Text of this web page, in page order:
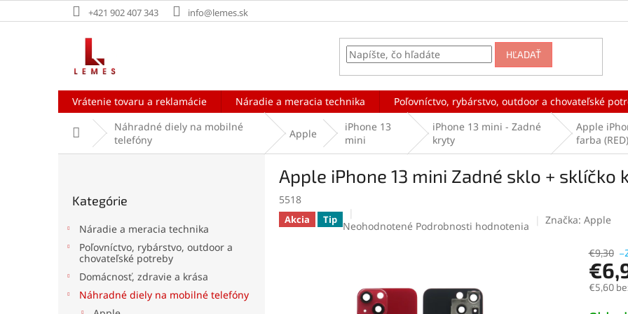
na
+421 902 407 343 info@lemes.sk
HĽADAŤ
Vrátenie tovaru a reklamácie Náradie a meracia technika Poľovníctvo, rybárstvo, outdoor a chovateľské
DomovNáhradné diely na mobilné
telefóny
Apple
iPhone 13
mini
iPhone 13 mini - Zadné
kryty
Apple
farba (RED)
kategórie
Kategórie
Náradie a meracia technika
Poľovníctvo, rybárstvo, outdoor a
chovateľské potreby
Domácnosť, zdravie a krása
Náhradné diely na mobilné telefóny
Apple iPhone 13 mini Zadné sklo + sklíčko
5518
Akcia Tip Priemerné
Neohodnotené Podrobnosti hodnotenia Značka: Apple
€9,30
€5,60